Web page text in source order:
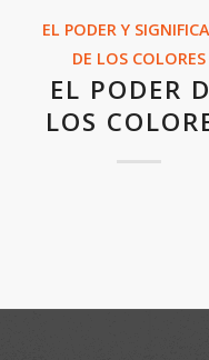
EL PODER Y
DE LOS COLORES
EL PODER
LOS